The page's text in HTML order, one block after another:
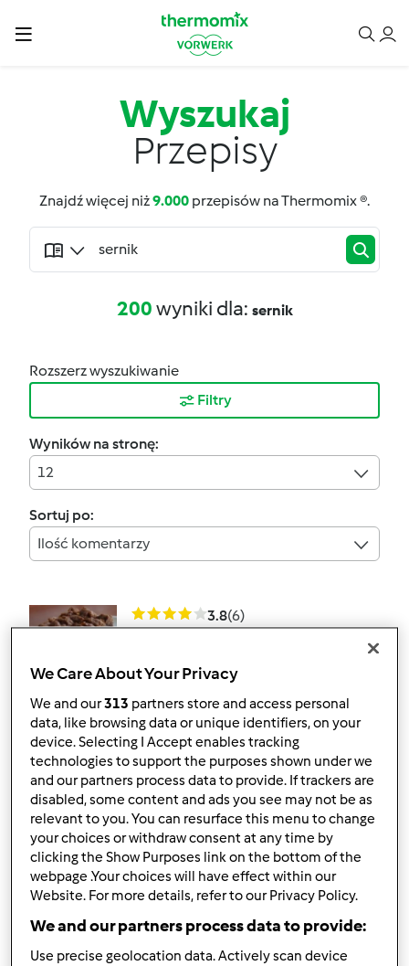
Wyszukaj
Przepisy
Znajdź więcej niż9.000 przepisów na Thermomix ®.
200wyniki dla: sernik
Rozszerz wyszukiwanie
Filtry
Wyników na stronę:
12
Sortuj po:
Ilość komentarzy
3.8(6)
przezGość
10 21 -- 0 1h 10min
4.7(20)
świąteczny sernik na
kakaowym spodzie
przezGość
15 21 -- -- 1h 30min
We Care About Your Privacy
We and our313 partners store and access personal
data, like browsing data or unique identifiers, on your
device. Selecting I Accept enables tracking
technologies to support the purposes shown under we
and our partners process data to provide. If trackers are
disabled, some content and ads you see may not be as
relevant to you. You can resurface this menu to change
your choices or withdraw consent at any time by
clicking the Show Purposes link on the bottom of the
webpage .Your choices will have effect within our
Website. For more details, refer to our Privacy Policy.
We and our partners process data to provide:
Use precise geolocation data. Actively scan device